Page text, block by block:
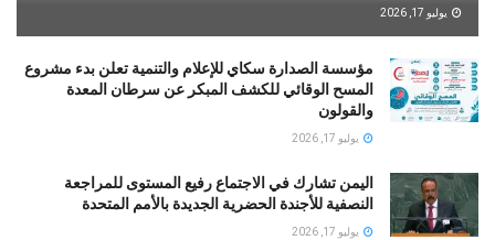
يوليو 17, 2026
مؤسسة الصدارة سكاي للإعلام والتنمية تعلن بدء مشروع
المسح الوقائي للكشف المبكر عن سرطان المعدة
والقولون
يوليو 17, 2026
اليمن تشارك في الاجتماع رفيع المستوى للمراجعة
النصفية للأجندة الحضرية الجديدة بالأمم المتحدة
يوليو 17, 2026